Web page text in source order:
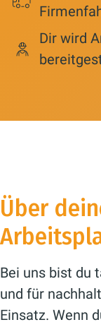
Dir wird
Über
Bei uns bist du
und für
Einsatz. Wenn